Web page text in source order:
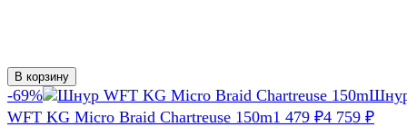
В корзину
-69%
WFT KG Micro Braid Chartreuse 150m1 479 ₽4 759 ₽